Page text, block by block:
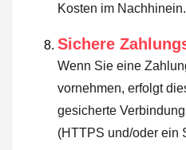
Kosten im Nachhinein.
Sichere
Wenn Sie eine
vornehmen, erfolgt
gesicherte
(HTTPS und/oder ein